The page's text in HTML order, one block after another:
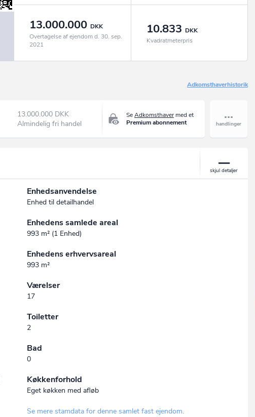
13.000.000 DKK
Overtagelse af ejendom d. 30. sep.
2021
10.833 DKK
Kvadratmeterpris
Adkomsthaverhistorik
SeAdkomsthavermed et
Premium abonnement
13.000.000 DKK
Almindelig fri handel
Enhedsanvendelse
Enhed til detailhandel
Enhedens samlede areal
993 m² (1 Enhed)
Enhedens erhvervsareal
993 m²
Værelser
17
Toiletter
2
Bad
0
Køkkenforhold
Eget køkken med afløb
Se mere stamdata for denne samlet fast ejendom.